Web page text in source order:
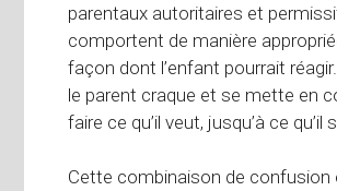
parentaux autoritaires et
comportent de manière
façon dont l’enfant pourrait
le parent craque et se mette en
faire ce qu’il veut, jusqu’à ce
Cette combinaison de confusion